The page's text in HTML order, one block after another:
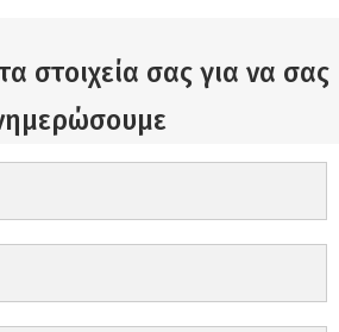
στοιχεία σας για να σας